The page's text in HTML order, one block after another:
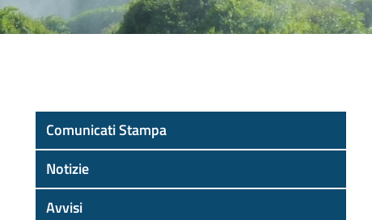
Comunicati Stampa
Notizie
Avvisi